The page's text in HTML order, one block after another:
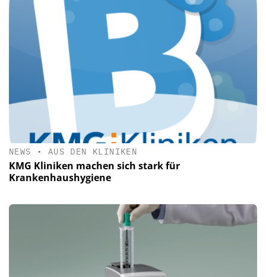
NEWS • AUS DEN KLINIKEN
KMG Kliniken machen sich stark für
Krankenhaushygiene